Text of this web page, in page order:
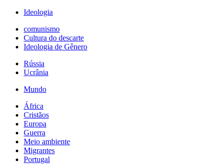
Ideologia
comunismo
Cultura do descarte
Ideologia de Gênero
Rússia
Ucrânia
Mundo
África
Cristãos
Europa
Guerra
Meio ambiente
Migrantes
Portugal